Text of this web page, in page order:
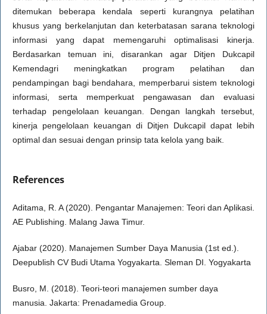
ditemukan beberapa kendala seperti kurangnya pelatihan
khusus yang berkelanjutan dan keterbatasan sarana teknologi
informasi yang dapat memengaruhi optimalisasi kinerja.
Berdasarkan temuan ini, disarankan agar Ditjen Dukcapil
Kemendagri meningkatkan program pelatihan dan
pendampingan bagi bendahara, memperbarui sistem teknologi
informasi, serta memperkuat pengawasan dan evaluasi
terhadap pengelolaan keuangan. Dengan langkah tersebut,
kinerja pengelolaan keuangan di Ditjen Dukcapil dapat lebih
optimal dan sesuai dengan prinsip tata kelola yang baik.
References
Aditama, R. A (2020). Pengantar Manajemen: Teori dan Aplikasi.
AE Publishing. Malang Jawa Timur.
Ajabar (2020). Manajemen Sumber Daya Manusia (1st ed.).
Deepublish CV Budi Utama Yogyakarta. Sleman DI. Yogyakarta
Busro, M. (2018). Teori-teori manajemen sumber daya
manusia. Jakarta: Prenadamedia Group.